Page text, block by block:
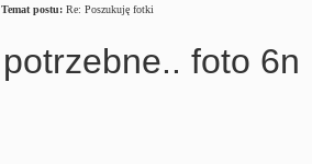
Temat postu: Re: Poszukuję fotki
potrzebne.. foto